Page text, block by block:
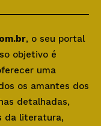
, o seu portal
objetivo é
uma
os amantes dos
detalhadas,
da literatura,